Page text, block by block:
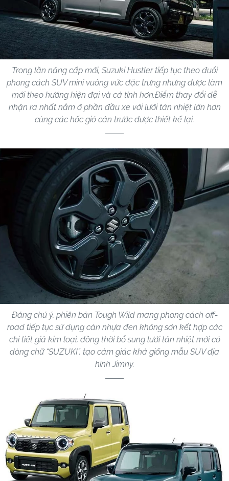
Trong lần nâng cấp mới, Suzuki Hustler tiếp tục theo đuổi
phong cách SUV mini vuông vức đặc trưng nhưng được làm
mới theo hướng hiện đại và cá tính hơn.Điểm thay đổi dễ
nhận ra nhất nằm ở phần đầu xe với lưới tản nhiệt lớn hơn
cùng các hốc gió cản trước được thiết kế lại.
Đáng chú ý, phiên bản Tough Wild mang phong cách off-
road tiếp tục sử dụng cản nhựa đen không sơn kết hợp các
chi tiết giả kim loại, đồng thời bổ sung lưới tản nhiệt mới có
dòng chữ “SUZUKI”, tạo cảm giác khá giống mẫu SUV địa
hình Jimny.